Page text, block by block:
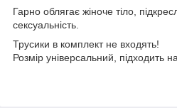
Гарно облягає жіноче тіло,
сексуальність.
Трусики в комплект не входять!
Розмір універсальний, підходить